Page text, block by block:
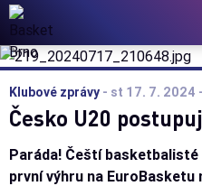
Basket Brno
Klubové zprávy - st 17. 7. 2024
Česko U20
Paráda! Čeští
první výhru na EuroBasketu